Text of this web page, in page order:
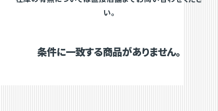
い。
条件に一致する商品がありません。